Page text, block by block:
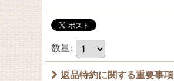
数量:
返品特約に関する重要事項